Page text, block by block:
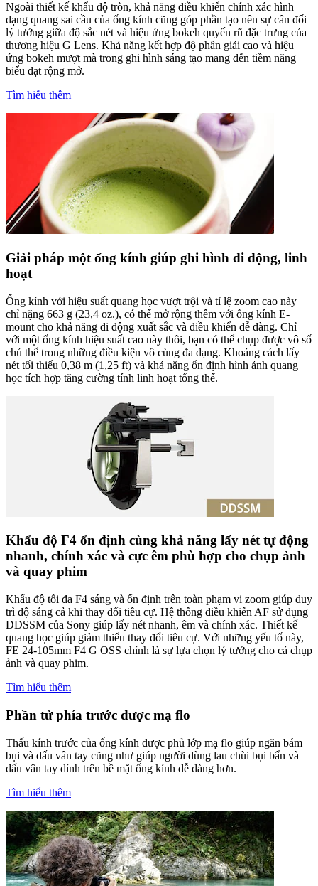
Ngoài thiết kế khẩu độ tròn, khả năng điều khiển chính xác hình
dạng quang sai cầu của ống kính cũng góp phần tạo nên sự cân đối
lý tưởng giữa độ sắc nét và hiệu ứng bokeh quyến rũ đặc trưng của
thương hiệu G Lens. Khả năng kết hợp độ phân giải cao và hiệu
ứng bokeh mượt mà trong ghi hình sáng tạo mang đến tiềm năng
biểu đạt rộng mở.
Tìm hiểu thêm
Giải pháp một ống kính giúp ghi hình di động, linh
hoạt
Ống kính với hiệu suất quang học vượt trội và tỉ lệ zoom cao này
chỉ nặng 663 g (23,4 oz.), có thể mở rộng thêm với ống kính E-
mount cho khả năng di động xuất sắc và điều khiển dễ dàng. Chỉ
với một ống kính hiệu suất cao này thôi, bạn có thể chụp được vô số
chủ thể trong những điều kiện vô cùng đa dạng. Khoảng cách lấy
nét tối thiểu 0,38 m (1,25 ft) và khả năng ổn định hình ảnh quang
học tích hợp tăng cường tính linh hoạt tổng thể.
Khẩu độ F4 ổn định cùng khả năng lấy nét tự động
nhanh, chính xác và cực êm phù hợp cho chụp ảnh
và quay phim
Khẩu độ tối đa F4 sáng và ổn định trên toàn phạm vi zoom giúp duy
trì độ sáng cả khi thay đổi tiêu cự. Hệ thống điều khiển AF sử dụng
DDSSM của Sony giúp lấy nét nhanh, êm và chính xác. Thiết kế
quang học giúp giảm thiểu thay đổi tiêu cự. Với những yếu tố này,
FE 24-105mm F4 G OSS chính là sự lựa chọn lý tưởng cho cả chụp
ảnh và quay phim.
Tìm hiểu thêm
Phần tử phía trước được mạ flo
Thấu kính trước của ống kính được phủ lớp mạ flo giúp ngăn bám
bụi và dấu vân tay cũng như giúp người dùng lau chùi bụi bẩn và
dấu vân tay dính trên bề mặt ống kính dễ dàng hơn.
Tìm hiểu thêm